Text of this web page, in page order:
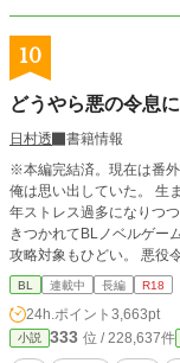
10
どうやら悪の令息
日村透
書籍情報
※本編完結済。現在は番外後日談をま
俺は思い出していた。 生
年ストレス過多になりつ
きつかれてBLノベルゲー
攻略対象もひどい。 悪役
息リシェルも救いがなさ
して語り合っていたら、
に。 ――拝啓 妹よ。我ら
シェルを悲劇の運命から
BL 連載中 長編 R18
24h.ポイント 3,663pt
小説 333 位 / 228,637件